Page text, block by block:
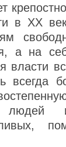
в XX
а на
власти
всегда